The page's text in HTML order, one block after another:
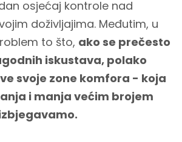
osjećaj kontrole nad
doživljajima. Međutim, u
to što, ako se prečesto
iskustava, polako
svoje zone komfora - koja
i manja većim brojem